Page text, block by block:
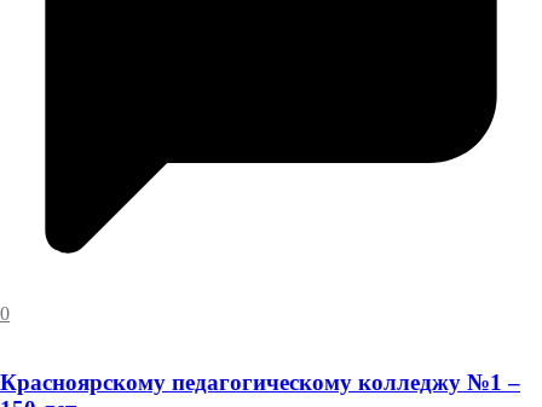
0
Красноярскому педагогическому колледжу №1 –